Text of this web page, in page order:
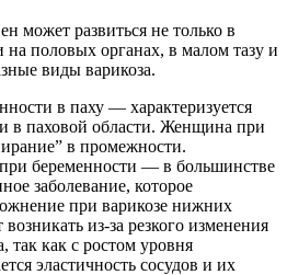
может развиться не только в
половых органах, в малом тазу и
виды варикоза.
в паху — характеризуется
в паховой области. Женщина при
в промежности.
беременности — в большинстве
заболевание, которое
при варикозе нижних
из-за резкого изменения
так как с ростом уровня
эластичность сосудов и их